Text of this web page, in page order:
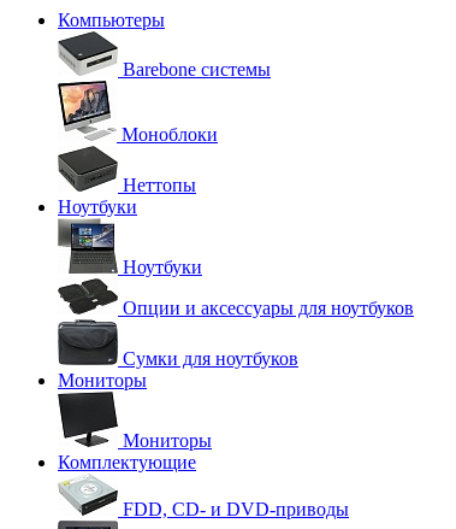
Компьютеры
Barebone системы
Моноблоки
Неттопы
Ноутбуки
Ноутбуки
Опции и аксессуары для ноутбуков
Сумки для ноутбуков
Мониторы
Мониторы
Комплектующие
FDD, CD- и DVD-приводы